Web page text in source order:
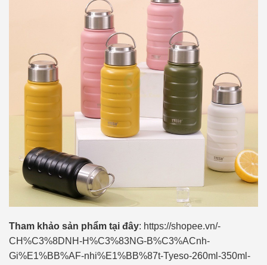
Tham khảo sản phẩm tại đây: https://shopee.vn/-
CH%C3%8DNH-H%C3%83NG-B%C3%ACnh-
Gi%E1%BB%AF-nhi%E1%BB%87t-Tyeso-260ml-350ml-